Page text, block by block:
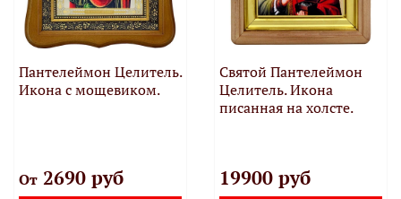
Пантелеймон Целитель.
Икона с мощевиком.
От2690 руб
Святой Пантелеймон
Целитель. Икона
писанная на холсте.
19900 руб